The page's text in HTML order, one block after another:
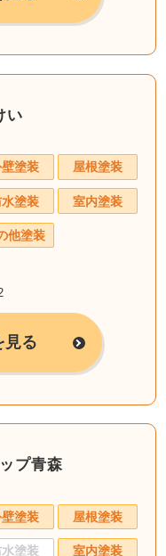
い
塗装 屋根塗装
水塗装 室内塗装
他塗装
見る
プ青森
塗装 屋根塗装
水塗装 室内塗装